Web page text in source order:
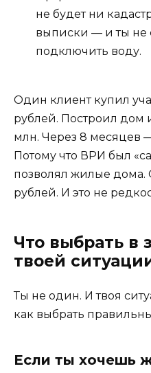
не будет ни
выписки — и ты
подключить воду.
Один клиент купил
рублей. Построил дом
млн. Через 8 месяцев
Потому что ВРИ был
позволял жилые дома.
рублей. И это не
Что выбрать в
твоей
Ты не один. И твоя
как выбрать
Если ты хочешь